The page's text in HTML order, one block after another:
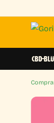
CBD-